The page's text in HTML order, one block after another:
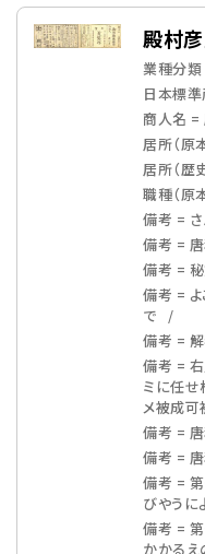
殿村彦
業種分類
日本標
商人名 =
居所（原
居所（歴
職種（原
備考 =
備考 =
備考 =
備考 = よ
で
備考 =
備考 =
ミに任
メ被成
備考 =
備考 =
備考 =
びやうに
備考 =
かかるえ